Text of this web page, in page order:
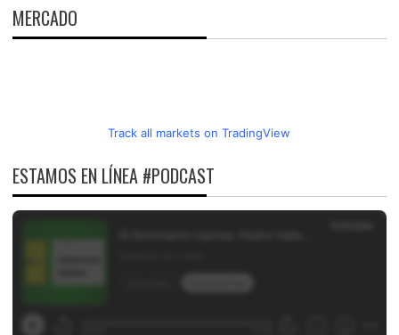
MERCADO
Track all markets on TradingView
ESTAMOS EN LÍNEA #PODCAST